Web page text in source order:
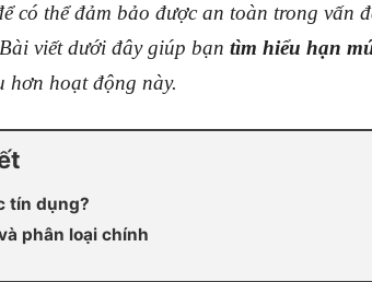
có thể đảm bảo được an toàn trong vấn
viết dưới đây giúp bạn tìm hiểu hạn
hơn hoạt động này.
tín dụng?
phân loại chính